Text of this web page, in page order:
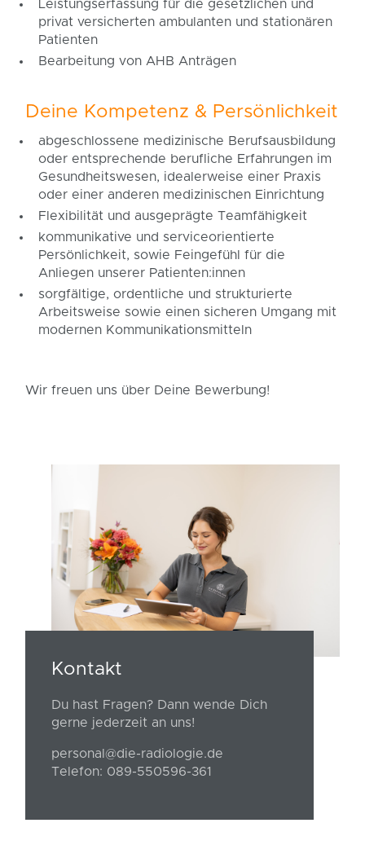
Deine Kompetenz & Persönlichkeit
Leistungserfassung für die gesetzlichen und
privat versicherten ambulanten und stationären
Patienten
Bearbeitung von AHB Anträgen
abgeschlossene medizinische Berufsausbildung
oder entsprechende berufliche Erfahrungen im
Gesundheitswesen, idealerweise einer Praxis
oder einer anderen medizinischen Einrichtung
Flexibilität und ausgeprägte Teamfähigkeit
kommunikative und serviceorientierte
Persönlichkeit, sowie Feingefühl für die
Anliegen unserer Patienten:innen
sorgfältige, ordentliche und strukturierte
Arbeitsweise sowie einen sicheren Umgang mit
modernen Kommunikationsmitteln
Wir freuen uns über Deine Bewerbung!
Kontakt
Du hast Fragen? Dann wende Dich
gerne jederzeit an uns!
personal@die-radiologie.de
Telefon: 089-550596-361